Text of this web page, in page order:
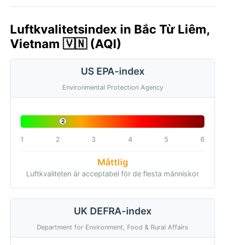
Luftkvalitetsindex in Bắc Từ Liêm,
Vietnam 🇻🇳 (AQI)
US EPA-index
Environmental Protection Agency
2
1 2 3 4 5 6
Måttlig
Luftkvaliteten är acceptabel för de flesta människor
UK DEFRA-index
Department for Environment, Food & Rural Affairs